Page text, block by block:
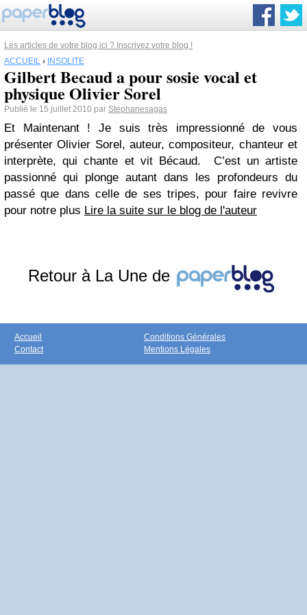
Les articles de votre blog ici ? Inscrivez votre blog !
ACCUEIL › INSOLITE
Gilbert Becaud a pour sosie vocal et
physique Olivier Sorel
Publié le 15 juillet 2010 par Stephanesagas
Et Maintenant ! Je suis très impressionné de vous
présenter Olivier Sorel, auteur, compositeur, chanteur et
interprète, qui chante et vit Bécaud. C’est un artiste
passionné qui plonge autant dans les profondeurs du
passé que dans celle de ses tripes, pour faire revivre
pour notre plus Lire la suite sur le blog de l'auteur
Retour à La Une de
Accueil
Contact
Conditions Générales
Mentions Légales